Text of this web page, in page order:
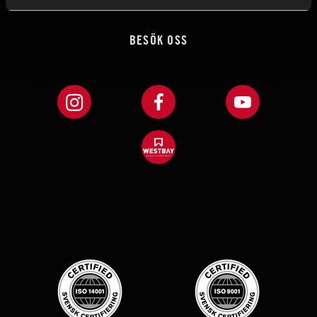
BESÖK OSS